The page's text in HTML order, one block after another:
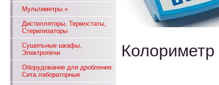
Мультиметры»
Дистилляторы, Термостаты,
Стерилизаторы
Сушильные шкафы,
Электропечи
Оборудование для дробления.
Сита лабораторные